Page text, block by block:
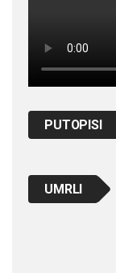
PUTOPISI
UMRLI